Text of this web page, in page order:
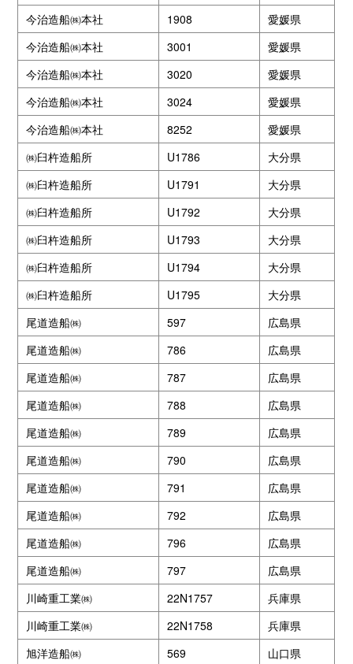
今治造船㈱本社
1908
愛媛県
今治造船㈱本社
3001
愛媛県
今治造船㈱本社
3020
愛媛県
今治造船㈱本社
3024
愛媛県
今治造船㈱本社
8252
愛媛県
㈱臼杵造船所
U1786
大分県
㈱臼杵造船所
U1791
大分県
㈱臼杵造船所
U1792
大分県
㈱臼杵造船所
U1793
大分県
㈱臼杵造船所
U1794
大分県
㈱臼杵造船所
U1795
大分県
尾道造船㈱
597
広島県
尾道造船㈱
786
広島県
尾道造船㈱
787
広島県
尾道造船㈱
788
広島県
尾道造船㈱
789
広島県
尾道造船㈱
790
広島県
尾道造船㈱
791
広島県
尾道造船㈱
792
広島県
尾道造船㈱
796
広島県
尾道造船㈱
797
広島県
川崎重工業㈱
22N1757
兵庫県
川崎重工業㈱
22N1758
兵庫県
旭洋造船㈱
569 山口県